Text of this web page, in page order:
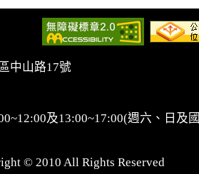
中山路17號
及13:00~17:00(週六、日及國
© 2010 All Rights Reserved